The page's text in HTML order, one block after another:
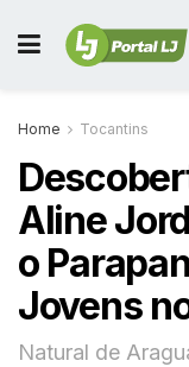
Home Tocantins
Aline
o
Jovens
Natural de